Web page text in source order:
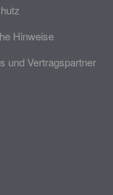
Hinweise
und Vertragspartner